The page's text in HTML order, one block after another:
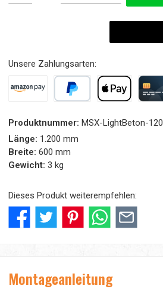
Unsere Zahlungsarten:
Produktnummer: MSX-LightBeton-120
Länge: 1.200 mm
Breite: 600 mm
Gewicht: 3 kg
Dieses Produkt weiterempfehlen:
Montageanleitung